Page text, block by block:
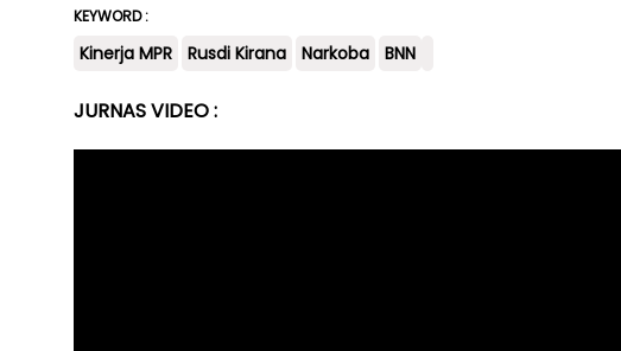
KEYWORD :
Kinerja MPR Rusdi Kirana Narkoba BNN
JURNAS VIDEO :